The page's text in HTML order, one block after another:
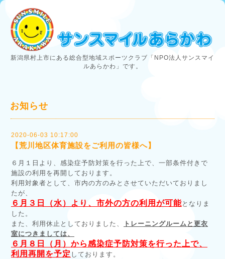
新潟県村上市にある総合型地域スポーツクラブ「NPO法人サンスマイ
ルあらかわ」です。
お知らせ
2020-06-03 10:17:00
【荒川地区体育施設をご利用の皆様へ】
６月１日より、感染症予防対策を行った上で、一部条件付きで
施設の利用を再開しております。
利用対象者として、市内の方のみとさせていただいておりまし
たが、
６月３日（水）より、市外の方の利用が可能となりま
した。
また、利用休止としておりました、
トレーニングルームと更衣
室につきましては、
６月８日（月）から感染症予防対策を行った上で、
利用再開を予定 しております。